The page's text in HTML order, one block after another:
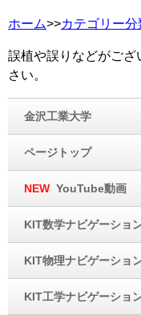
ホーム>>カテゴリー分
誤植や誤りなどがござ
さい。
金沢工業大学
ページトップ
NEW YouTube動画
KIT数学ナビゲーショ
KIT物理ナビゲーショ
KIT工学ナビゲーショ